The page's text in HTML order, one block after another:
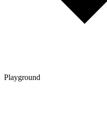
Playground